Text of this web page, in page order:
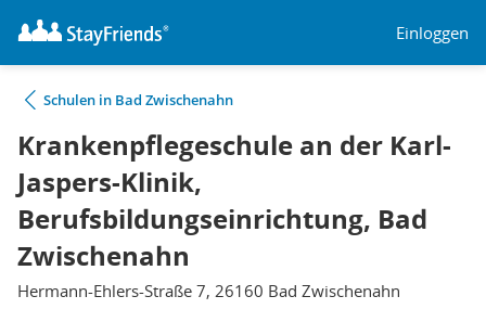
Einloggen
Schulen in Bad Zwischenahn
Krankenpflegeschule an der Karl-
Jaspers-Klinik,
Berufsbildungseinrichtung, Bad
Zwischenahn
Hermann-Ehlers-Straße 7, 26160 Bad Zwischenahn